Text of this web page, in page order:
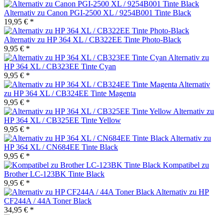
Alternativ zu Canon PGI-2500 XL / 9254B001 Tinte Black
19,95 € *
Alternativ zu HP 364 XL / CB322EE Tinte Photo-Black
9,95 € *
Alternativ zu
HP 364 XL / CB323EE Tinte Cyan
9,95 € *
Alternativ
zu HP 364 XL / CB324EE Tinte Magenta
9,95 € *
Alternativ zu
HP 364 XL / CB325EE Tinte Yellow
9,95 € *
Alternativ zu
HP 364 XL / CN684EE Tinte Black
9,95 € *
Kompatibel zu
Brother LC-123BK Tinte Black
9,95 € *
Alternativ zu HP
CF244A / 44A Toner Black
34,95 € *